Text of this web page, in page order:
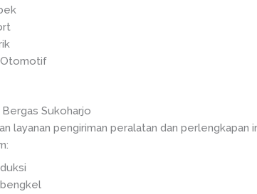
Otomotif
Sukoharjo
layanan pengiriman peralatan dan